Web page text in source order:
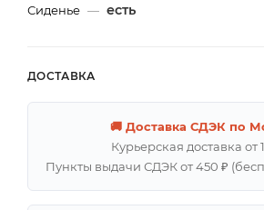
Сиденье — есть
ДОСТАВКА
🚚 Доставка СДЭК по
Курьерская доставка от
Пункты выдачи СДЭК от 450 ₽